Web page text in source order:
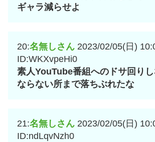
ギャラ減らせよ
20:名無しさん 2023/02/05(日)
ID:WKXvpeHi0
素人YouTube番組へのドサ回り
ならない所まで落ちぶれたな
21:名無しさん 2023/02/05(日)
ID:ndLqvNzh0